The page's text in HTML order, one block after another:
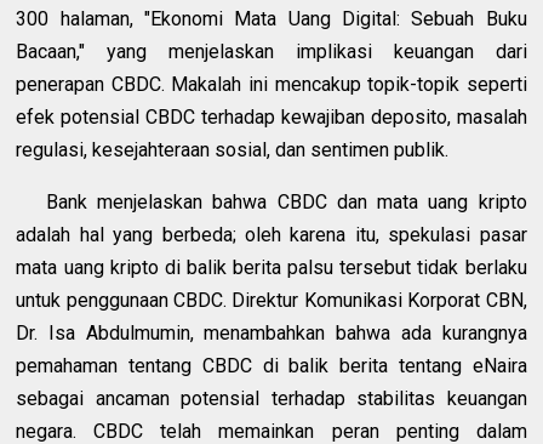
300 halaman, "Ekonomi Mata Uang Digital: Sebuah Buku
Bacaan," yang menjelaskan implikasi keuangan dari
penerapan CBDC. Makalah ini mencakup topik-topik seperti
efek potensial CBDC terhadap kewajiban deposito, masalah
regulasi, kesejahteraan sosial, dan sentimen publik.
Bank menjelaskan bahwa CBDC dan mata uang kripto
adalah hal yang berbeda; oleh karena itu, spekulasi pasar
mata uang kripto di balik berita palsu tersebut tidak berlaku
untuk penggunaan CBDC. Direktur Komunikasi Korporat CBN,
Dr. Isa Abdulmumin, menambahkan bahwa ada kurangnya
pemahaman tentang CBDC di balik berita tentang eNaira
sebagai ancaman potensial terhadap stabilitas keuangan
negara. CBDC telah memainkan peran penting dalam